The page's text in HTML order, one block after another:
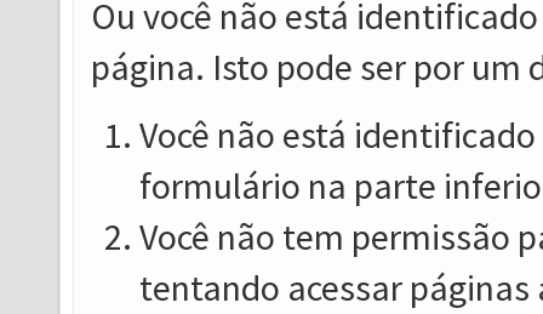
Ou você não está
página. Isto pode ser por um
Você não está
formulário na parte
Você não tem permissão
tentando acessar